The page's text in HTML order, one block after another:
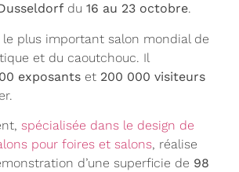
du 16 au 23 octobre.
le plus important salon mondial de
et du caoutchouc. Il
exposants et 200 000 visiteurs
spécialisée dans le design de
pour foires et salons, réalise
d’une superficie de 98